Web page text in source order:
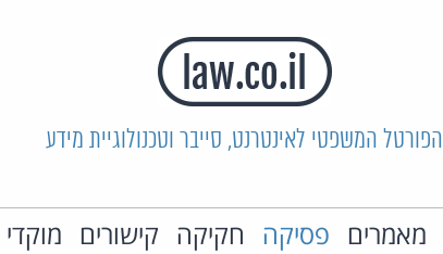
הפורטל המשפטי לאינטרנט, סייבר וטכנולוגיית מידע
מאמרים פסיקה חקיקה קישורים